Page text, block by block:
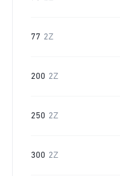
77 2Z
200 2Z
250 2Z
300 2Z